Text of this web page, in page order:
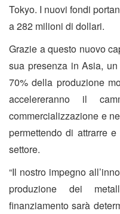
Tokyo. I nuovi fondi
a 282 milioni di dollari.
Grazie a questo nuovo
sua presenza in Asia,
70% della produzione
accelereranno il
commercializzazione e
permettendo di attrarre
settore.
“Il nostro impegno
produzione dei
finanziamento sarà